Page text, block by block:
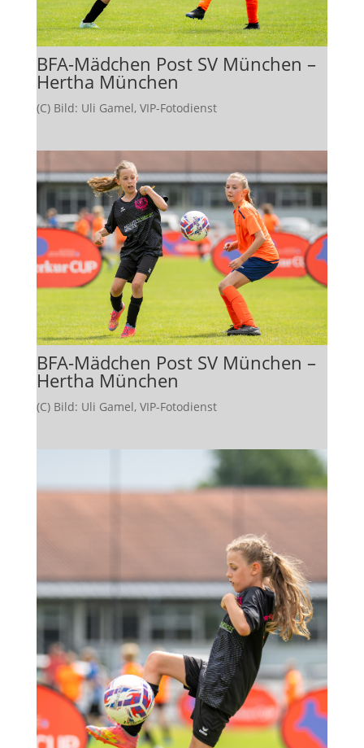
BFA-Mädchen Post SV München –
Hertha München
(C) Bild: Uli Gamel, VIP-Fotodienst
BFA-Mädchen Post SV München –
Hertha München
(C) Bild: Uli Gamel, VIP-Fotodienst